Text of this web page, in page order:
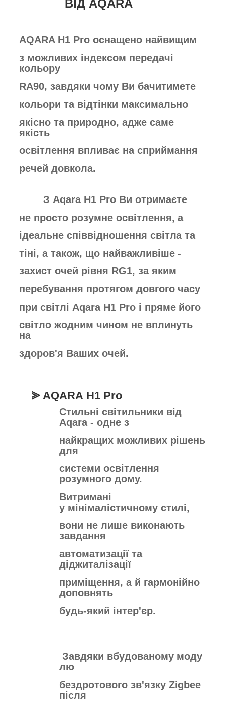
⪢ AQARA H1 Pro
Стильні світильники від
Aqara - одне з
найкращих можливих рішень
для
системи освітлення
розумного дому.
Витримані
у мінімалістичному стилі,
вони не лише виконають
завдання
автоматизації та
діджиталізації
приміщення, а й гармонійно
доповнять
будь-який інтер'єр.
Завдяки вбудованому моду
лю
бездротового зв'язку Zigbee
після
ВІД AQARA
AQARA H1 Pro оснащено найвищим
з можливих індексом передачі
кольору
RA90, завдяки чому Ви бачитимете
кольори та відтінки максимально
якісно та природно, адже саме
якість
освітлення впливає на сприймання
речей довкола.
З Aqara H1 Pro Ви отримаєте
не просто розумне освітлення, а
ідеальне співвідношення світла та
тіні, а також, що найважливіше -
захист очей рівня RG1, за яким
перебування протягом довгого часу
при світлі Aqara H1 Pro і пряме його
світло жодним чином не вплинуть
на
здоров'я Ваших очей.